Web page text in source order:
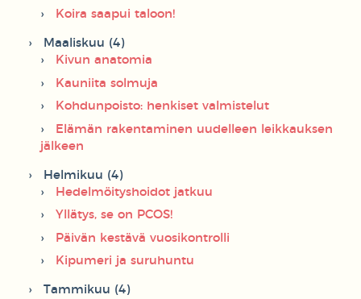
Koira saapui taloon!
Maaliskuu (4)
Kivun anatomia
Kauniita solmuja
Kohdunpoisto: henkiset valmistelut
Elämän rakentaminen uudelleen leikkauksen
jälkeen
Helmikuu (4)
Hedelmöityshoidot jatkuu
Yllätys, se on PCOS!
Päivän kestävä vuosikontrolli
Kipumeri ja suruhuntu
Tammikuu (4)